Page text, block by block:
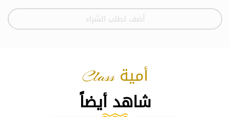
أضف لطلب الشراء
أمية Class
شاهد أيضاً